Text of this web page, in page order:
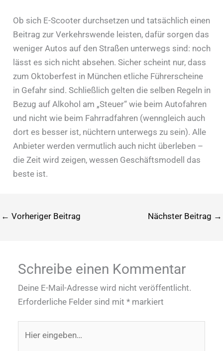
Ob sich E-Scooter durchsetzen und tatsächlich einen
Beitrag zur Verkehrswende leisten, dafür sorgen das
weniger Autos auf den Straßen unterwegs sind: noch
lässt es sich nicht absehen. Sicher scheint nur, dass
zum Oktoberfest in München etliche Führerscheine
in Gefahr sind. Schließlich gelten die selben Regeln in
Bezug auf Alkohol am „Steuer“ wie beim Autofahren
und nicht wie beim Fahrradfahren (wenngleich auch
dort es besser ist, nüchtern unterwegs zu sein). Alle
Anbieter werden vermutlich auch nicht überleben –
die Zeit wird zeigen, wessen Geschäftsmodell das
beste ist.
← Vorheriger Beitrag Nächster Beitrag →
Schreibe einen Kommentar
Deine E-Mail-Adresse wird nicht veröffentlicht.
Erforderliche Felder sind mit* markiert
eingeben…